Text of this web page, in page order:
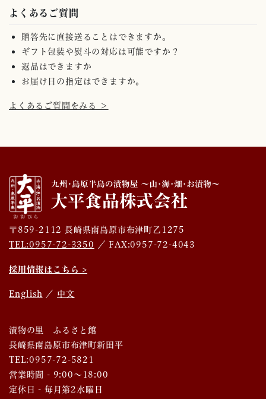
よくあるご質問
贈答先に直接送ることはできますか。
ギフト包装や熨斗の対応は可能ですか？
返品はできますか
お届け日の指定はできますか。
よくあるご質問をみる ＞
〒859-2112 長崎県南島原市布津町乙1275
TEL:0957-72-3350 ／ FAX:0957-72-4043
採用情報はこちら >
English ／ 中文
漬物の里 ふるさと館
長崎県南島原市布津町新田平
TEL:0957-72-5821
営業時間 - 9:00～18:00
定休日 - 毎月第2水曜日